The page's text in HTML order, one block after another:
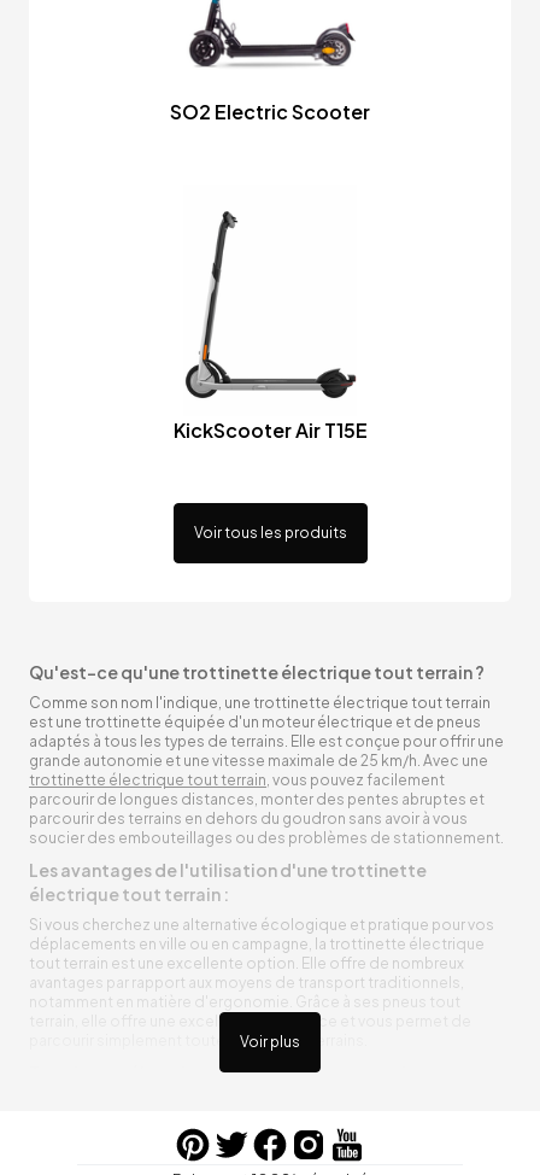
SO2 Electric Scooter
KickScooter Air T15E
Voir tous les produits
Voir plus
Qu'est-ce qu'une trottinette électrique tout terrain ?
Comme son nom l'indique, une trottinette électrique tout terrain
est une trottinette équipée d'un moteur électrique et de pneus
adaptés à tous les types de terrains. Elle est conçue pour offrir une
grande autonomie et une vitesse maximale de 25 km/h. Avec une
trottinette électrique tout terrain, vous pouvez facilement
parcourir de longues distances, monter des pentes abruptes et
parcourir des terrains en dehors du goudron sans avoir à vous
soucier des embouteillages ou des problèmes de stationnement.
Les avantages de l'utilisation d'une trottinette
électrique tout terrain :
Si vous cherchez une alternative écologique et pratique pour vos
déplacements en ville ou en campagne, la trottinette électrique
tout terrain est une excellente option. Elle offre de nombreux
avantages par rapport aux moyens de transport traditionnels,
notamment en matière d'ergonomie. Grâce à ses pneus tout
terrain, elle offre une excellente adhérence et vous permet de
parcourir simplement toutes sortes de terrains.
Trottinette électrique tout terrain ergonomique
entre vos trajets, vous n’aurez pas à vous soucier de l’état de sa
batterie. De plus, elle est équipée de pneus résistants qui peuvent